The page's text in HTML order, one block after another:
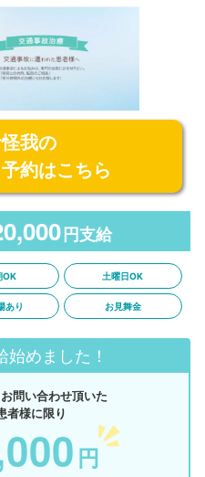
我の
約はこちら
円支給
OK 土曜日OK
あり お見舞金
始めました！
問い合わせ頂いた
者様に限り
円